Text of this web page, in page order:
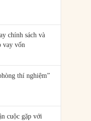
chính sách và
vay vốn
thí nghiệm”
cuộc gặp với